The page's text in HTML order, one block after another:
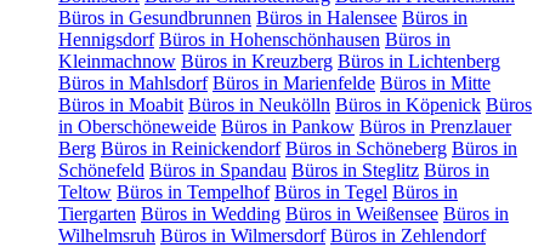
Büros in Gesundbrunnen Büros in Halensee Büros in
Hennigsdorf Büros in Hohenschönhausen Büros in
Kleinmachnow Büros in Kreuzberg Büros in Lichtenberg
Büros in Mahlsdorf Büros in Marienfelde Büros in Mitte
Büros in Moabit Büros in Neukölln Büros in Köpenick Büros
in Oberschöneweide Büros in Pankow Büros in Prenzlauer
Berg Büros in Reinickendorf Büros in Schöneberg Büros in
Schönefeld Büros in Spandau Büros in Steglitz Büros in
Teltow Büros in Tempelhof Büros in Tegel Büros in
Tiergarten Büros in Wedding Büros in Weißensee Büros in
Wilhelmsruh Büros in Wilmersdorf Büros in Zehlendorf